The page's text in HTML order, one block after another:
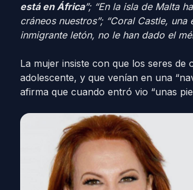
está en África”; “En la isla de Malta
cráneos nuestros”; “Coral Castle,
inmigrante letón, no le han dado el
La mujer insiste con que los seres
adolescente, y que venían en una
afirma que cuando entró vio “unas